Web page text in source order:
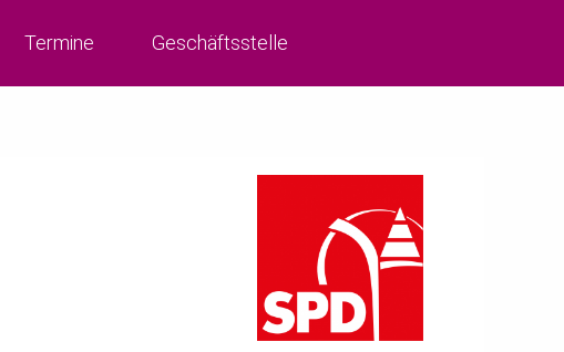
Termine Geschäftsstelle